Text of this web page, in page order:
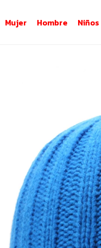
Mujer Hombre Niños